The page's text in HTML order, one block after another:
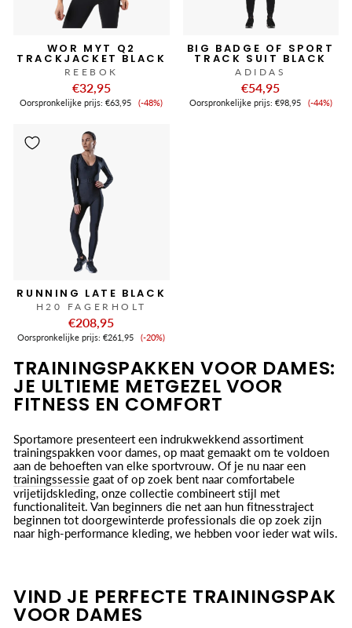
WOR MYT Q2
TRACKJACKET BLACK
REEBOK
€32,95
Oorspronkelijke prijs:€63,95 Verkoopprijs
(-48%)
BIG BADGE OF SPORT
TRACK SUIT BLACK
ADIDAS
€54,95
Oorspronkelijke prijs: €98,95 (-44%)
RUNNING LATE BLACK
H20 FAGERHOLT
€208,95
Oorspronkelijke prijs:€261,95 Verkoopprijs
(-20%)
TRAININGSPAKKEN VOOR DAMES:
JE ULTIEME METGEZEL VOOR
FITNESS EN COMFORT
Sportamore presenteert een indrukwekkend assortiment
trainingspakken voor dames, op maat gemaakt om te voldoen
aan de behoeften van elke sportvrouw. Of je nu naar een
trainingssessie gaat of op zoek bent naar comfortabele
vrijetijdskleding, onze collectie combineert stijl met
functionaliteit. Van beginners die net aan hun fitnesstraject
beginnen tot doorgewinterde professionals die op zoek zijn
naar high-performance kleding, we hebben voor ieder wat wils.
VIND JE PERFECTE TRAININGSPAK
VOOR DAMES